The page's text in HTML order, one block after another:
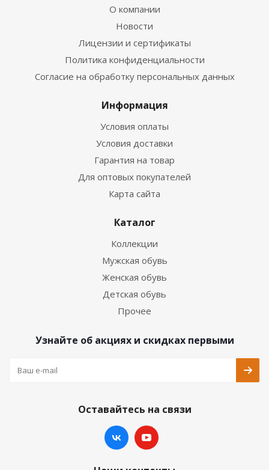
О компании
Новости
Лицензии и сертификаты
Политика конфиденциальности
Согласие на обработку персональных данных
Информация
Условия оплаты
Условия доставки
Гарантия на товар
Для оптовых покупателей
Карта сайта
Каталог
Коллекции
Мужская обувь
Женская обувь
Детская обувь
Прочее
Узнайте об акциях и скидках первыми
Оставайтесь на связи